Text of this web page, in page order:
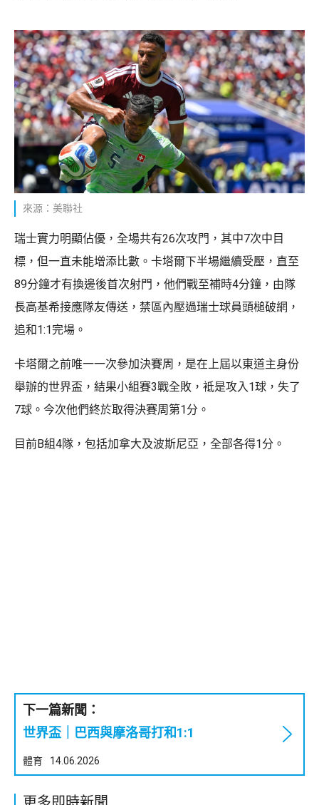
來源：美聯社
瑞士實力明顯佔優，全場共有26次攻門，其中7次中目
標，但一直未能增添比數。卡塔爾下半場繼續受壓，直至
89分鐘才有換邊後首次射門，他們戰至補時4分鐘，由隊
長高基希接應隊友傳送，禁區內壓過瑞士球員頭槌破網，
追和1:1完場。
卡塔爾之前唯一一次參加決賽周，是在上屆以東道主身份
舉辦的世界盃，結果小組賽3戰全敗，袛是攻入1球，失了
7球。今次他們終於取得決賽周第1分。
目前B組4隊，包括加拿大及波斯尼亞，全部各得1分。
下一篇新聞：
世界盃｜巴西與摩洛哥打和1:1
體育 14.06.2026